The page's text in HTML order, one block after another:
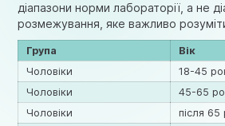
діапазони норми лабораторії, а не
розмежування, яке важливо
Група Вік
Чоловіки
18-45
Чоловіки
45-65
Чоловіки
після 65